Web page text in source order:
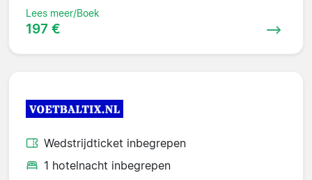
Lees meer/Boek
197 €
Wedstrijdticket inbegrepen
1 hotelnacht inbegrepen